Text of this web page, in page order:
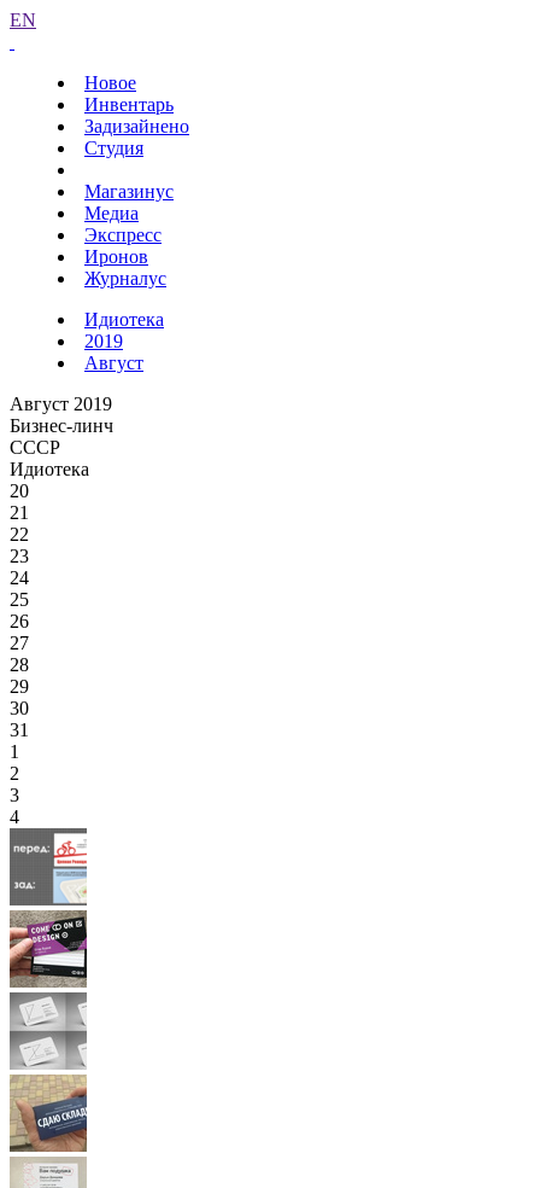
EN
Новое
Инвентарь
Задизайнено
Студия
Магазинус
Медиа
Экспресс
Иронов
Журналус
Идиотека
2019
Август
Август 2019
Бизнес-линч
СССР
Идиотека
20
21
22
23
24
25
26
27
28
29
30
31
1
2
3
4